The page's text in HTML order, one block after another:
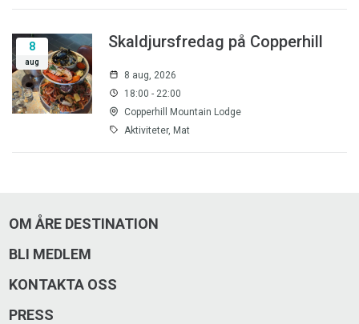
8
aug
Skaldjursfredag på Copperhill
8 aug, 2026
18:00 - 22:00
Copperhill Mountain Lodge
Aktiviteter, Mat
OM ÅRE DESTINATION
BLI MEDLEM
KONTAKTA OSS
PRESS